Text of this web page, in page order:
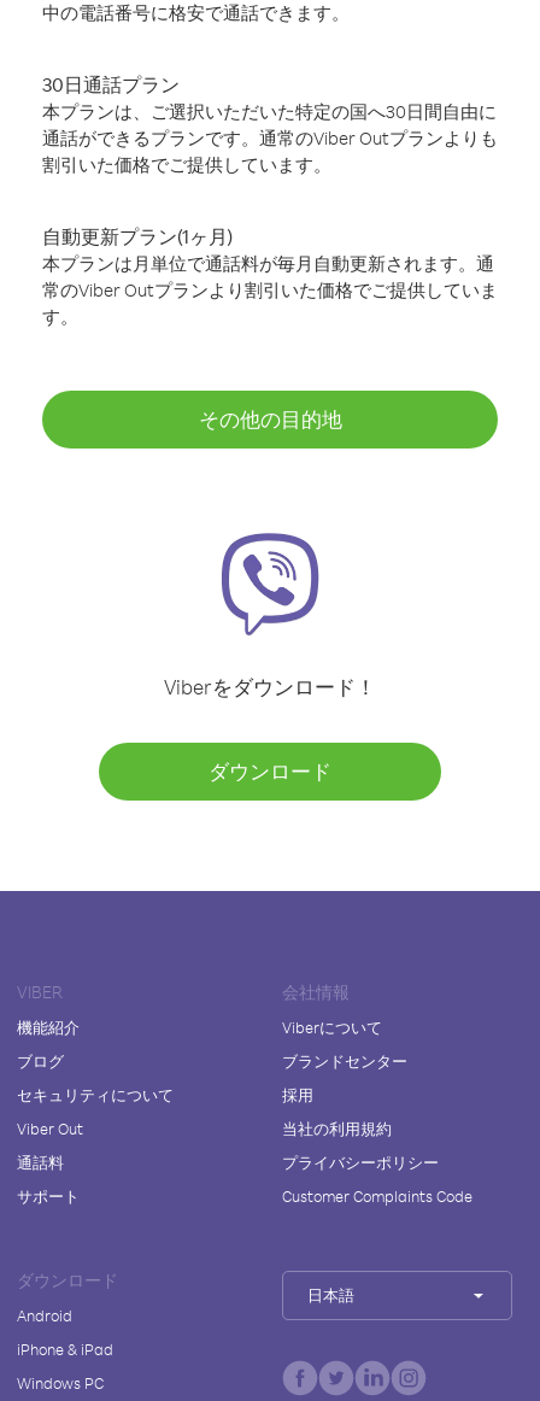
中の電話番号に格安で通話できます。
30日通話プラン
本プランは、ご選択いただいた特定の国へ30日間自由に
通話ができるプランです。通常のViber Outプランよりも
割引いた価格でご提供しています。
自動更新プラン(1ヶ月)
本プランは月単位で通話料が毎月自動更新されます。通
常のViber Outプランより割引いた価格でご提供していま
す。
その他の目的地
Viberをダウンロード！
ダウンロード
VIBER
機能紹介
ブログ
セキュリティについて
Viber Out
通話料
サポート
会社情報
Viberについて
ブランドセンター
採用
当社の利用規約
プライバシーポリシー
Customer Complaints Code
ダウンロード
Android
iPhone & iPad
Windows PC
日本語